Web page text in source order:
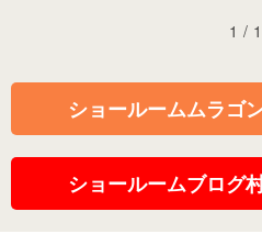
1 / 1
ショールームムラゴ
ショールームブログ